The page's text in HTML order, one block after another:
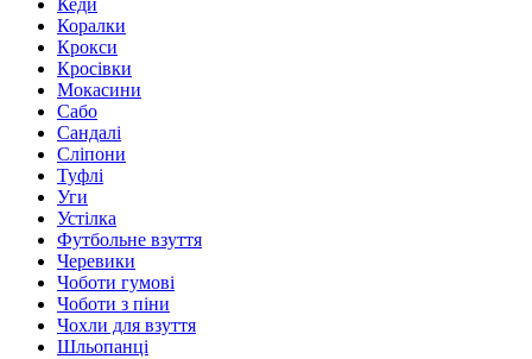
Кеди
Коралки
Крокси
Кросівки
Мокасини
Сабо
Сандалі
Сліпони
Туфлі
Уги
Устілка
Футбольне взуття
Черевики
Чоботи гумові
Чоботи з піни
Чохли для взуття
Шльопанці